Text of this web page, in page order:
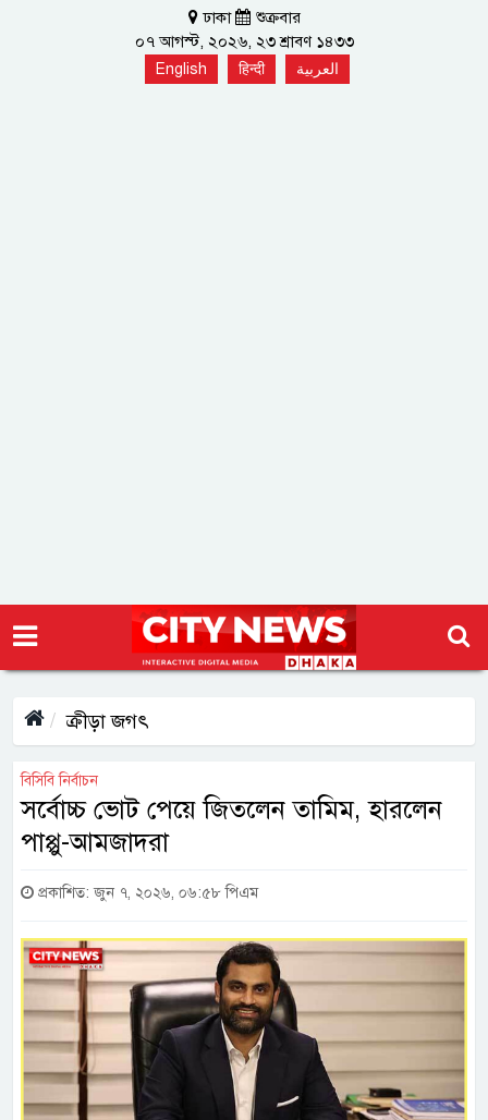
ঢাকা
শুক্রবার
০৭ আগস্ট, ২০২৬, ২৩ শ্রাবণ ১৪৩৩
English हिन्दी العربية
ক্রীড়া জগৎ
বিসিবি নির্বাচন
সর্বোচ্চ ভোট পেয়ে জিতলেন তামিম, হারলেন
পাপ্পু-আমজাদরা
প্রকাশিত: জুন ৭, ২০২৬, ০৬:৫৮ পিএম